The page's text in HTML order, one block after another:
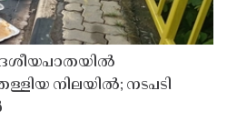
നിലയിൽ; നടപടി